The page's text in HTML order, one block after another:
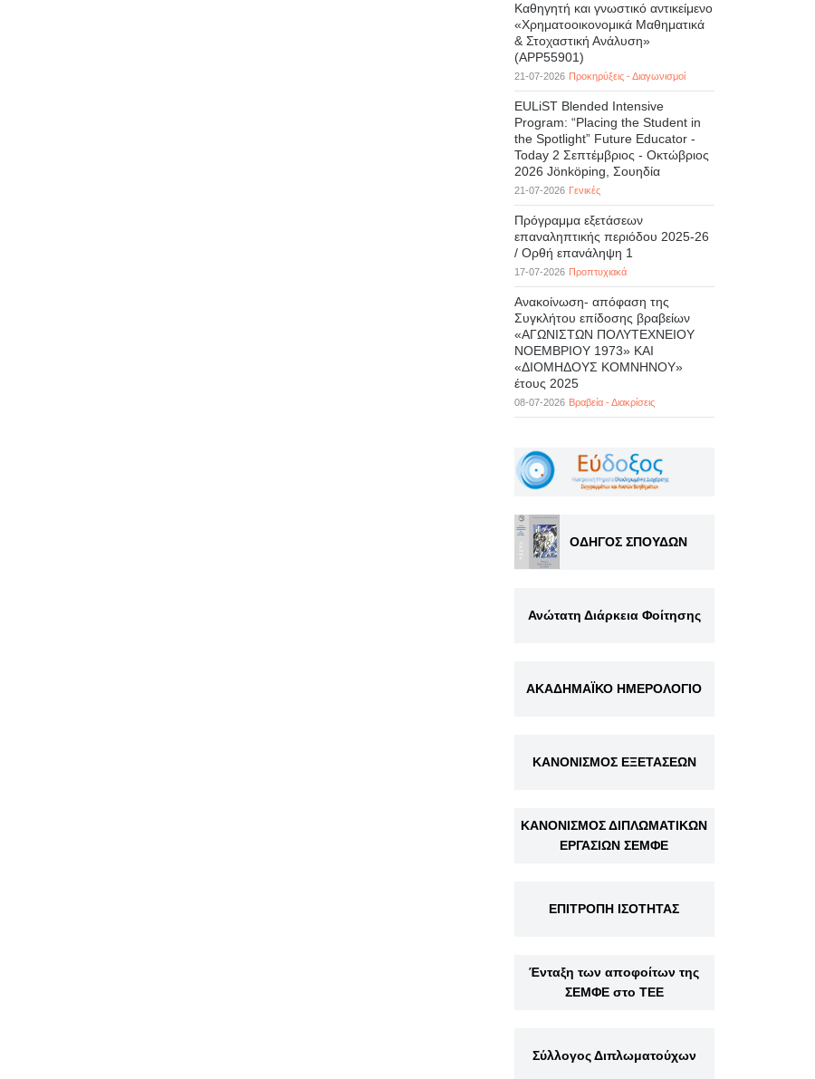
Καθηγητή και γνωστικό αντικείμενο
«Χρηματοοικονομικά Μαθηματικά
& Στοχαστική Ανάλυση»
(APP55901)
21-07-2026 Προκηρύξεις - Διαγωνισμοί
EULiST Blended Intensive
Program: “Placing the Student in
the Spotlight” Future Educator -
Today 2 Σεπτέμβριος - Οκτώβριος
2026 Jönköping, Σουηδία
21-07-2026 Γενικές
Πρόγραμμα εξετάσεων
επαναληπτικής περιόδου 2025-26
/ Ορθή επανάληψη 1
17-07-2026 Προπτυχιακά
Ανακοίνωση- απόφαση της
Συγκλήτου επίδοσης βραβείων
«ΑΓΩΝΙΣΤΩΝ ΠΟΛΥΤΕΧΝΕΙΟΥ
ΝΟΕΜΒΡΙΟΥ 1973» ΚΑΙ
«ΔΙΟΜΗΔΟΥΣ ΚΟΜΝΗΝΟΥ»
έτους 2025
08-07-2026 Βραβεία - Διακρίσεις
ΟΔΗΓΟΣ ΣΠΟΥΔΩΝ
Ανώτατη Διάρκεια Φοίτησης
ΑΚΑΔΗΜΑΪΚΟ ΗΜΕΡΟΛΟΓΙΟ
ΚΑΝΟΝΙΣΜΟΣ ΕΞΕΤΑΣΕΩΝ
ΚΑΝΟΝΙΣΜΟΣ ΔΙΠΛΩΜΑΤΙΚΩΝ
ΕΡΓΑΣΙΩΝ ΣΕΜΦΕ
ΕΠΙΤΡΟΠΗ ΙΣΟΤΗΤΑΣ
Ένταξη των αποφοίτων της
ΣΕΜΦΕ στο ΤΕΕ
Σύλλογος Διπλωματούχων